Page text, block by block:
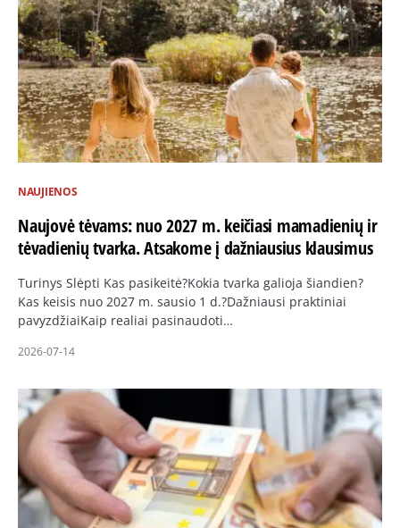
NAUJIENOS
Naujovė tėvams: nuo 2027 m. keičiasi mamadienių ir
tėvadienių tvarka. Atsakome į dažniausius klausimus
Turinys Slėpti Kas pasikeitė?Kokia tvarka galioja šiandien?
Kas keisis nuo 2027 m. sausio 1 d.?Dažniausi praktiniai
pavyzdžiaiKaip realiai pasinaudoti…
2026-07-14